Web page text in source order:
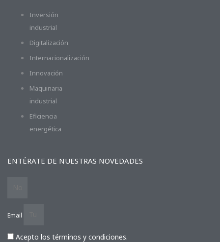
Inversión
industrial
Digitalización
Internacionalización
Innovación
Maquinaria
industrial
Eficiencia
energética
ENTÉRATE DE NUESTRAS NOVEDADES
Email
Acepto los términos y condiciones.